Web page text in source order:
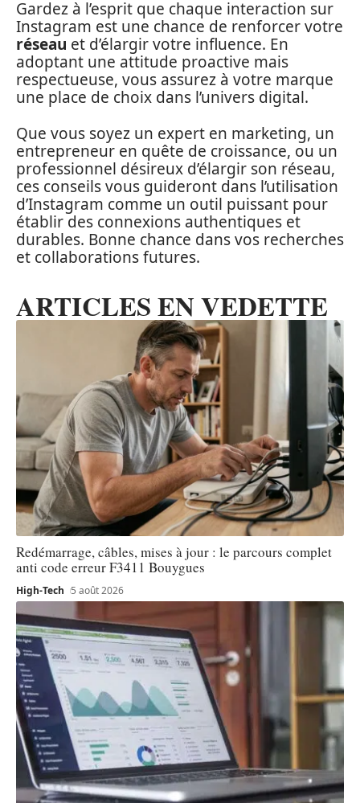
Gardez à l’esprit que chaque interaction sur
Instagram est une chance de renforcer votre
réseau et d’élargir votre influence. En
adoptant une attitude proactive mais
respectueuse, vous assurez à votre marque
une place de choix dans l’univers digital.
Que vous soyez un expert en marketing, un
entrepreneur en quête de croissance, ou un
professionnel désireux d’élargir son réseau,
ces conseils vous guideront dans l’utilisation
d’Instagram comme un outil puissant pour
établir des connexions authentiques et
durables. Bonne chance dans vos recherches
et collaborations futures.
ARTICLES EN VEDETTE
Redémarrage, câbles, mises à jour : le parcours complet
anti code erreur F3411 Bouygues
High-Tech 5 août 2026